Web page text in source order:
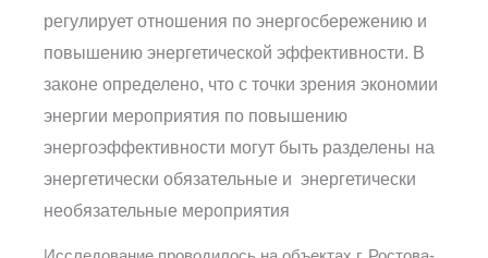
регулирует отношения по энергосбережению и
повышению энергетической эффективности. В
законе определено, что с точки зрения экономии
энергии мероприятия по повышению
энергоэффективности могут быть разделены на
энергетически обязательные и энергетически
необязательные мероприятия